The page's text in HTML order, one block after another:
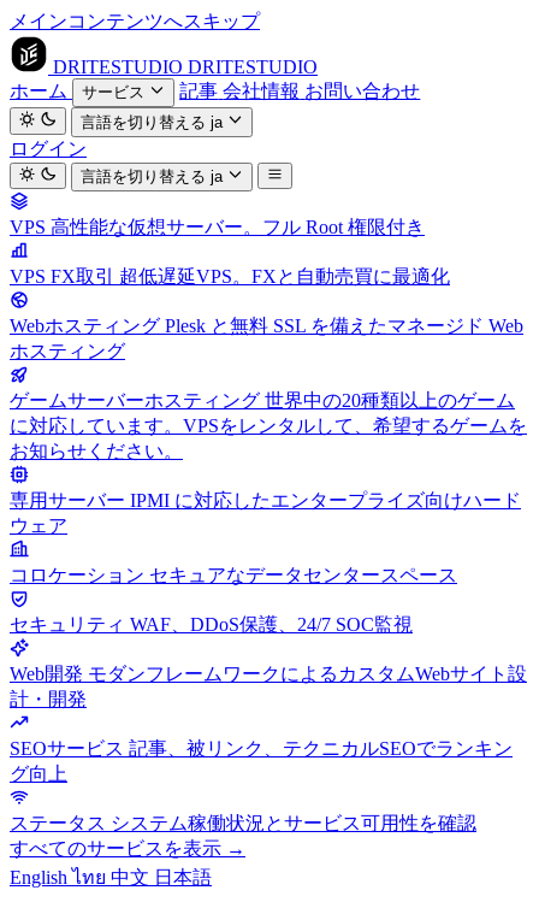
メインコンテンツへスキップ
DRITESTUDIO DRITESTUDIO
ホーム
サービス 記事 会社情報 お問い合わせ
言語を切り替える ja
ログイン
言語を切り替える ja
VPS 高性能な仮想サーバー。フル Root 権限付き
VPS FX取引 超低遅延VPS。FXと自動売買に最適化
Webホスティング Plesk と無料 SSL を備えたマネージド Web
ホスティング
ゲームサーバーホスティング 世界中の20種類以上のゲーム
に対応しています。VPSをレンタルして、希望するゲームを
お知らせください。
専用サーバー IPMI に対応したエンタープライズ向けハード
ウェア
コロケーション セキュアなデータセンタースペース
セキュリティ WAF、DDoS保護、24/7 SOC監視
Web開発 モダンフレームワークによるカスタムWebサイト設
計・開発
SEOサービス 記事、被リンク、テクニカルSEOでランキン
グ向上
ステータス システム稼働状況とサービス可用性を確認
すべてのサービスを表示 →
Englishไทย 中文 日本語